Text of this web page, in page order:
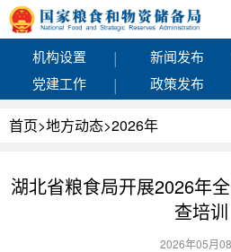
机构设置 | 新闻发布
党建工作
| 政策发布
首页>地方动态>2026年
湖北省粮食局开展2026年
查培训
2026年05月